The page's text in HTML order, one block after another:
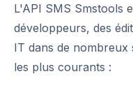
L'API SMS Smstools
développeurs, des
IT dans de nombreux
les plus courants :